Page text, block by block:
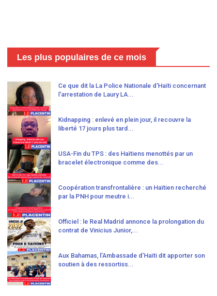
Les plus populaires de ce mois
Ce que dit la La Police Nationale d'Haïti concernant
l'arrestation de Laury LA...
Kidnapping : enlevé en plein jour, il recouvre la
liberté 17 jours plus tard...
USA-Fin du TPS : des Haïtiens menottés par un
bracelet électronique comme des...
Coopération transfrontalière : un Haïtien recherché
par la PNH pour meutre i...
Officiel : le Real Madrid annonce la prolongation du
contrat de Vinicius Junior,...
Aux Bahamas, l’Ambassade d’Haïti dit apporter son
soutien à des ressortiss...